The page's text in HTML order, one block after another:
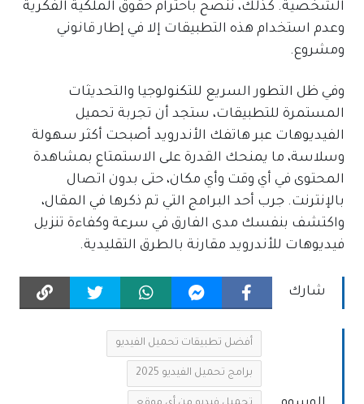
الشخصية. كذلك، ننصح باحترام حقوق الملكية الفكرية
وعدم استخدام هذه التطبيقات إلا في إطار قانوني
ومشروع.
وفي ظل التطور السريع للتكنولوجيا والتحديثات
المستمرة للتطبيقات، ستجد أن تجربة تحميل
الفيديوهات عبر هاتفك الأندرويد أصبحت أكثر سهولة
وسلاسة، ما يمنحك القدرة على الاستمتاع بمشاهدة
المحتوى في أي وقت وأي مكان، حتى بدون اتصال
بالإنترنت. جرب أحد البرامج التي تم ذكرها في المقال،
واكتشف بنفسك مدى الفارق في سرعة وكفاءة تنزيل
فيديوهات للأندرويد مقارنة بالطرق التقليدية.
شارك
أفضل تطبيقات تحميل الفيديو
برامج تحميل الفيديو 2025